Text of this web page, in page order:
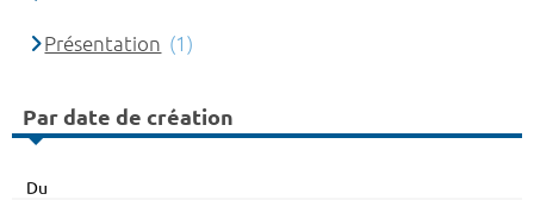
Présentation (1)
Par date de création
Du